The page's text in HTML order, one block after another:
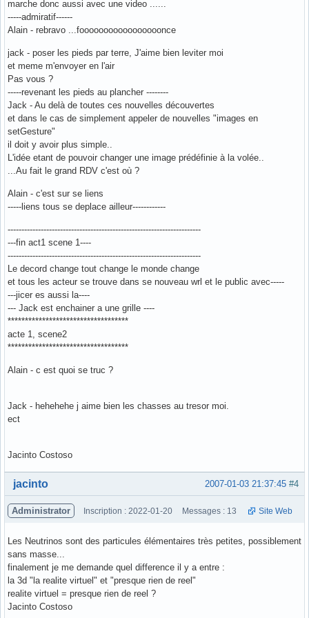
marche donc aussi avec une video ......
-----admiratif------
Alain - rebravo ...fooooooooooooooooonce
jack - poser les pieds par terre, J'aime bien leviter moi
et meme m'envoyer en l'air
Pas vous ?
-----revenant les pieds au plancher --------
Jack - Au delà de toutes ces nouvelles découvertes
et dans le cas de simplement appeler de nouvelles "images en
setGesture"
il doit y avoir plus simple..
L'idée etant de pouvoir changer une image prédéfinie à la volée..
...Au fait le grand RDV c'est où ?
Alain - c'est sur se liens
-----liens tous se deplace ailleur------------
----------------------------------------------------------------------
---fin act1 scene 1----
----------------------------------------------------------------------
Le decord change tout change le monde change
et tous les acteur se trouve dans se nouveau wrl et le public avec-----
---jicer es aussi la----
--- Jack est enchainer a une grille ----
***********************************
acte 1, scene2
***********************************
Alain - c est quoi se truc ?
Jack - hehehehe j aime bien les chasses au tresor moi.
ect
Jacinto Costoso
Hors ligne #4
2007-01-03 21:37:45
jacinto
Administrator Inscription : 2022-01-20 Messages : 13 Site Web
Les Neutrinos sont des particules élémentaires très petites, possiblement
sans masse...
finalement je me demande quel difference il y a entre :
la 3d "la realite virtuel" et "presque rien de reel"
realite virtuel = presque rien de reel ?
Jacinto Costoso